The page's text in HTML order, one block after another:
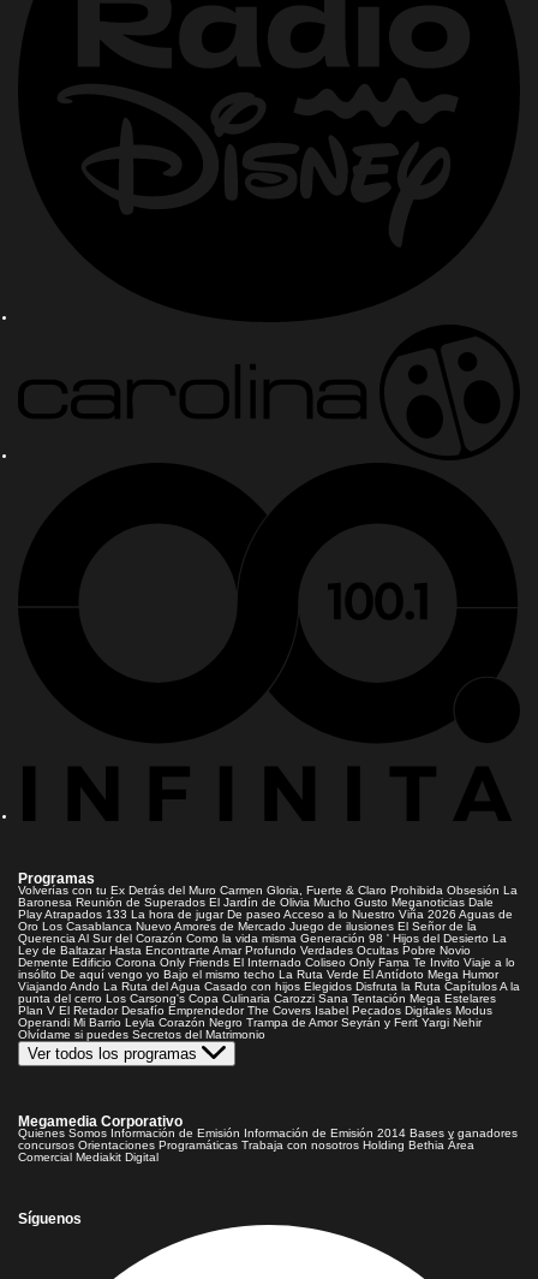
Programas
Volverías con tu Ex Detrás del Muro Carmen Gloria, Fuerte & Claro Prohibida Obsesión La
Baronesa Reunión de Superados El Jardín de Olivia Mucho Gusto Meganoticias Dale
PlayAtrapados 133 La hora de jugar De paseoAcceso a lo Nuestro Viña 2026 Aguas de
Oro Los Casablanca Nuevo Amores de Mercado Juego de ilusiones El Señor de la
Querencia Al Sur del Corazón Como la vida misma Generación 98 ' Hijos del Desierto La
Ley de Baltazar Hasta Encontrarte Amar Profundo Verdades Ocultas Pobre Novio
Demente Edificio Corona Only Friends El Internado Coliseo Only Fama Te Invito Viaje a lo
insólito De aquí vengo yo Bajo el mismo techo La Ruta Verde El Antídoto Mega Humor
Viajando Ando La Ruta del Agua Casado con hijos Elegidos Disfruta la Ruta CapítulosA la
punta del cerro Los Carsong's Copa Culinaria Carozzi Sana Tentación Mega Estelares
Plan V El Retador Desafío Emprendedor The Covers Isabel Pecados Digitales Modus
Operandi Mi Barrio Leyla Corazón Negro Trampa de Amor Seyrán y Ferit Yargi Nehir
Olvídame si puedes Secretos del Matrimonio
Ver todos los programas
Megamedia Corporativo
Quienes Somos Información de Emisión Información de Emisión 2014 Bases y ganadores
concursos Orientaciones Programáticas Trabaja con nosotros Holding Bethia Área
Comercial Mediakit Digital
Síguenos